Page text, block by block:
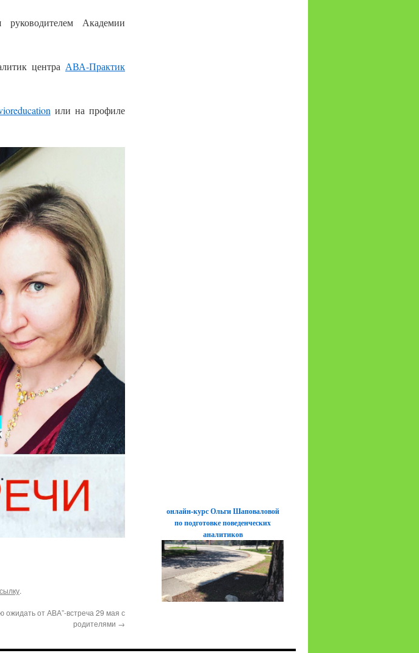
руководителем Академии
центра АВА-Практик
или на профиле
.
ожидать от АВА”-встреча 29 мая с
родителями →
онлайн-курс Ольги Шаповаловой
по подготовке поведенческих
аналитиков